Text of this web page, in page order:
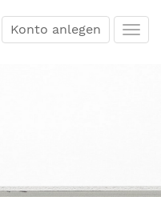
Konto anlegen